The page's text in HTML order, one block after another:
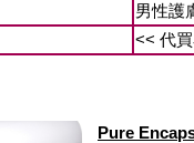
男性護
<< 代
Pure